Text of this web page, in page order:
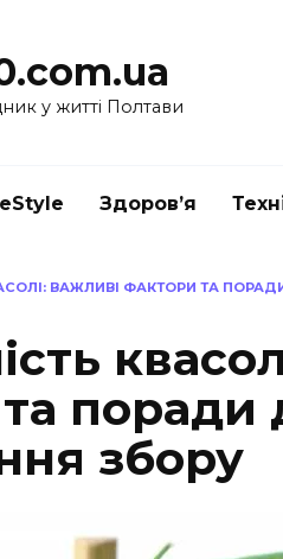
у житті Полтави
Здоров’я
ВАЖЛИВІ ФАКТОРИ ТА
поради
збору